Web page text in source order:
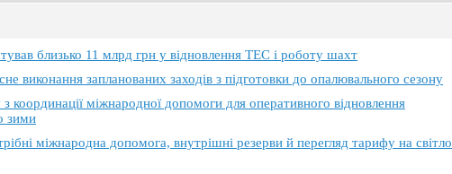
близько 11 млрд грн у відновлення ТЕС і роботу шахт
виконання запланованих заходів з підготовки до опалювального сезону
координації міжнародної допомоги для оперативного відновлення
зими
міжнародна допомога, внутрішні резерви й перегляд тарифу на світло